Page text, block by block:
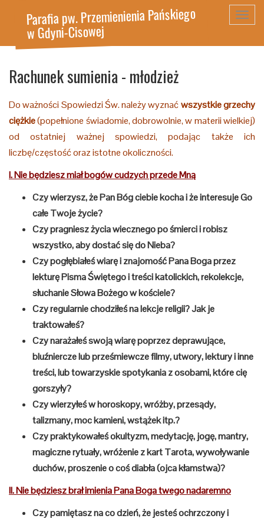
Parafia pw. Przemienienia Pańskiego
w Gdyni-Cisowej
Rachunek sumienia - młodzież
Doważności Spowiedzi Św.należy wyznać wszystkie grzechy
ciężkie(popełnione świadomie, dobrowolnie, w materii wielkiej)
od ostatniej ważnej spowiedzi, podając także ich
liczbę/częstość oraz istotne okoliczności.
I. Nie będziesz miał bogów cudzych przede Mną
Czy wierzysz, że Pan Bóg ciebie kocha i że interesuje Go
całe Twoje życie?
Czy pragniesz życia wiecznego po śmierci i robisz
wszystko, aby dostać się do Nieba?
Czy pogłębiałeś wiarę i znajomość Pana Boga przez
lekturę Pisma Świętego i treści katolickich, rekolekcje,
słuchanie Słowa Bożego w kościele?
Czy regularnie chodziłeś na lekcje religii? Jak je
traktowałeś?
Czy narażałeś swoją wiarę poprzez deprawujące,
bluźniercze lub prześmiewcze filmy, utwory, lektury i inne
treści, lub towarzyskie spotykania z osobami, które cię
gorszyły?
Czy wierzyłeś w horoskopy, wróżby, przesądy,
talizmany, moc kamieni, wstążek itp.?
Czy praktykowałeś okultyzm, medytację, jogę, mantry,
magiczne rytuały, wróżenie z kart Tarota, wywoływanie
duchów, proszenie o coś diabła (ojca kłamstwa)?
II. Nie będziesz brał imienia Pana Boga twego nadaremno
Czy pamiętasz na co dzień, że jesteś ochrzczony i